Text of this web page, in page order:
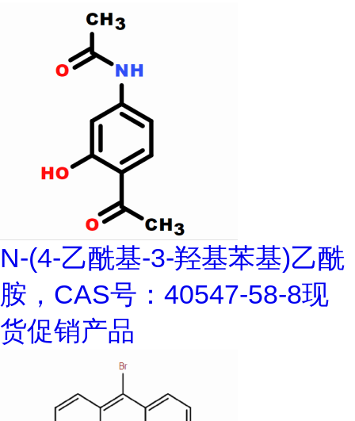
N-(4-乙酰基-3-羟基苯基)乙酰
胺，CAS号：40547-58-8现
货促销产品